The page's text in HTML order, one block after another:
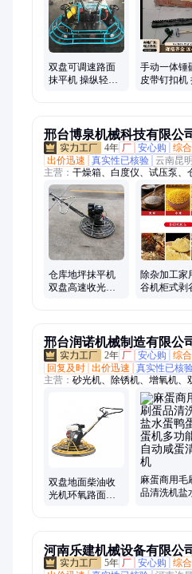
冲条、岩心切割机、防溢裙板、防
应力计、矿浆取样机、避难硐室
燃螺栓扳手、工地洗车机、围挡喷
双盘可调速路面
抹平机 操纵轻便
手动一体锤
皮带钉扣机
邢台博泉机械科技有限公
4年 厂 安心购 综
出价迅速
真实性已核验 云南昆明
主营： 干燥箱、白度仪、试压泵、
床、压刨机、投料机、爬楼机、
扬尘监测仪、铆钉机、内窥镜、
泵、加油机、二氧化碳测定仪、
粉碎机、增氧机
仓库地坪抹平机
双盘高速收光机
除杂加工家
谷机柜式剥
邢台润诺机械制造有限公
2年 厂 安心购 综
回复及时 出价迅速 真实性已核
主营： 砂光机、除锈机、增氧机、
仪、加油机、带锯机、压刨机、
仪、选果机、漏水检测仪、水份检
电动脚手架
双盘地面柴油收
光机环氧路面建
麻蛋商用毛
品清洗机盐
河南乐建机械设备有限公
5年 厂 安心购 综